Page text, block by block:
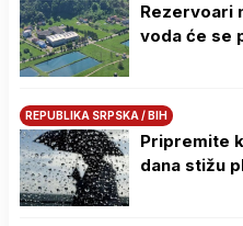
Rezervoari
voda će se
REPUBLIKA SRPSKA / BIH
Pripremite
dana stižu